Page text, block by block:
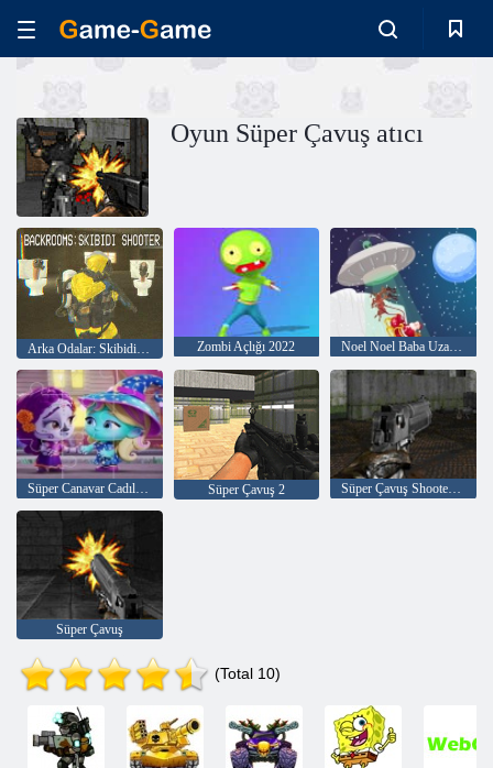
Oyun Süper Çavuş atıcı
Arka Odalar: Skibidi Shooter Zombi Açlığı 2022 Noel Noel Baba Uzaylı Savaşı
Süper Canavar Cadılar Bayramı Yapboz Süper Çavuş 2 Süper Çavuş Shooter 2: Yeni Seviyeler
Süper Çavuş
(Total 10)